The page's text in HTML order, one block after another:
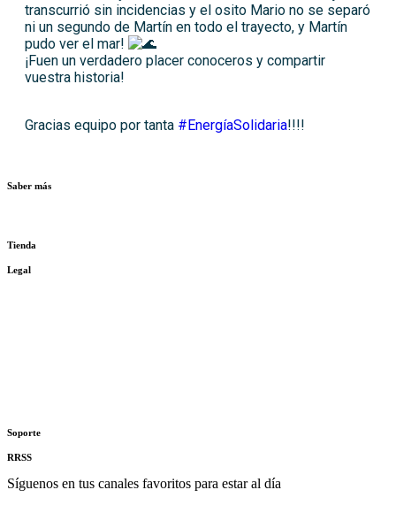
transcurrió sin incidencias y el osito Mario no se separó
ni un segundo de Martín en todo el trayecto, y Martín
pudo ver el mar!
¡Fuen un verdadero placer conoceros y compartir
vuestra historia!
Gracias equipo por tanta #EnergíaSolidaria!!!!
Saber más
Tienda
Legal
Soporte
RRSS
Síguenos en tus canales favoritos para estar al día